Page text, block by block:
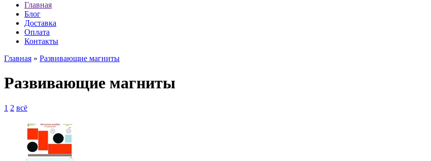
Главная
Блог
Доставка
Оплата
Контакты
Главная » Развивающие магниты
Развивающие магниты
1 2 всё